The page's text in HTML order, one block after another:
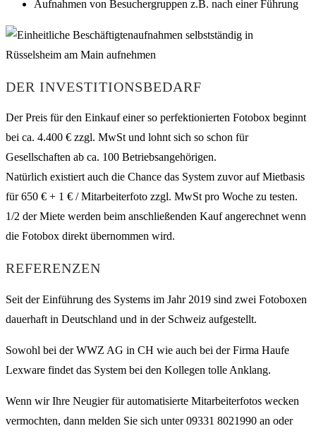
Aufnahmen von Besuchergruppen z.B. nach einer Führung
DER INVESTITIONSBEDARF
Der Preis für den Einkauf einer so perfektionierten Fotobox beginnt
bei ca. 4.400 € zzgl. MwSt und lohnt sich so schon für
Gesellschaften ab ca. 100 Betriebsangehörigen.
Natürlich existiert auch die Chance das System zuvor auf Mietbasis
für 650 € + 1 € / Mitarbeiterfoto zzgl. MwSt pro Woche zu testen.
1/2 der Miete werden beim anschließenden Kauf angerechnet wenn
die Fotobox direkt übernommen wird.
REFERENZEN
Seit der Einführung des Systems im Jahr 2019 sind zwei Fotoboxen
dauerhaft in Deutschland und in der Schweiz aufgestellt.
Sowohl bei der WWZ AG in CH wie auch bei der Firma Haufe
Lexware findet das System bei den Kollegen tolle Anklang.
Wenn wir Ihre Neugier für automatisierte Mitarbeiterfotos wecken
vermochten, dann melden Sie sich unter 09331 8021990 an oder